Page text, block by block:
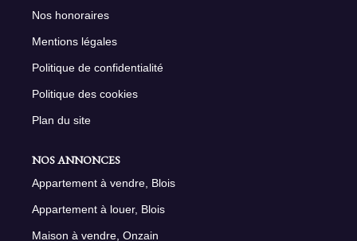
Nos honoraires
Mentions légales
Politique de confidentialité
Politique des cookies
Plan du site
NOS ANNONCES
Appartement à vendre, Blois
Appartement à louer, Blois
Maison à vendre, Onzain